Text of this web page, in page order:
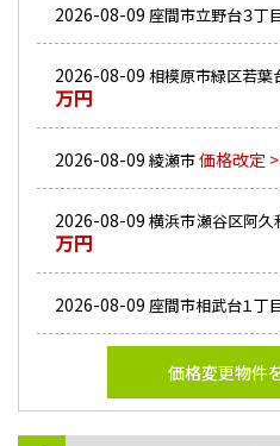
2026-08-09 座間市立野台３丁
2026-08-09 相模原市緑区若葉
万円
2026-08-09 綾瀬市価格改定
2026-08-09 横浜市瀬谷区阿久
万円
2026-08-09 座間市相武台１丁
価格変更物件